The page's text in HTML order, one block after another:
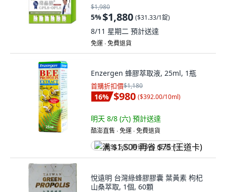
$1,980
5%$1,880 ($31.33/1錠)
8/11 星期二 預計送達
免運 ∙ 免費退貨
Enzergen 蜂膠萃取液, 25ml, 1瓶
首購折扣價$1,180
16% $980 ($392.00/10ml)
明天 8/8 (六) 預計送達
酷澎直售 ∙ 免運 ∙ 免費退貨
满 $1,500 再省 $75 (王道卡)
悅遠明 台灣綠蜂膠膠囊 葉黃素 枸杞
山桑萃取, 1個, 60顆